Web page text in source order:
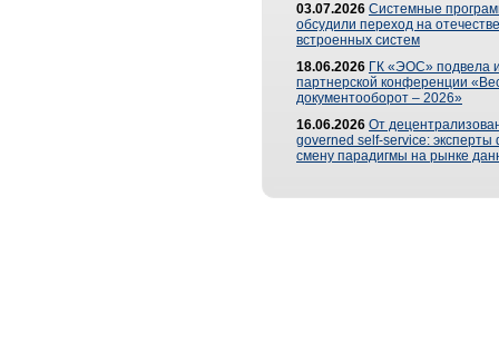
03.07.2026 Системные
обсудили переход на
встроенных систем
18.06.2026 ГК «ЭОС» подвела
партнерской конференции
документооборот – 2026»
16.06.2026 От
governed self-service: эксперты
смену парадигмы на рынке